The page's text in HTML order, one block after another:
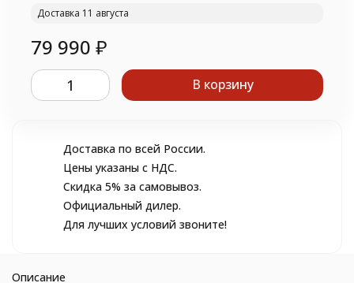
Доставка 11 августа
79 990 ₽
В корзину
Доставка по всей России.
Цены указаны с НДС.
Скидка 5% за самовывоз.
Официальный дилер.
Для лучших условий звоните!
Описание